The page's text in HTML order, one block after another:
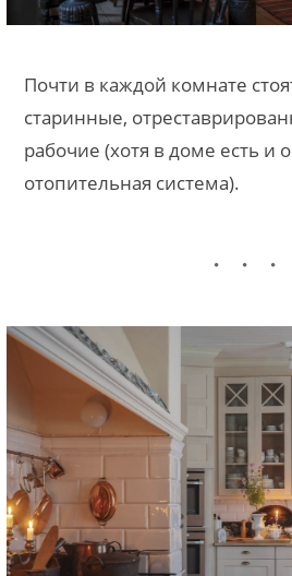
Почти в каждой комнате
старинные,
рабочие (хотя в доме есть и
отопительная система).